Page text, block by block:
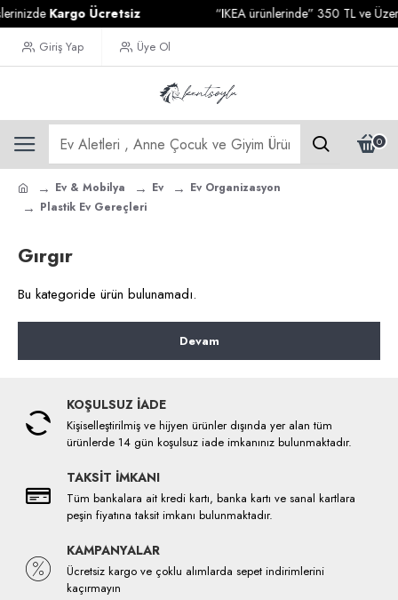
Kargo Ücretsiz “IKEA ürünlerinde” 350 TL ve
Giriş Yap Üye Ol
0
Ev & Mobilya Ev
Ev Organizasyon
Plastik Ev Gereçleri
Gırgır
Bu kategoride ürün bulunamadı.
Devam
KOŞULSUZ İADE
Kişiselleştirilmiş ve hijyen ürünler dışında yer alan tüm
ürünlerde 14 gün koşulsuz iade imkanınız bulunmaktadır.
TAKSİT İMKANI
Tüm bankalara ait kredi kartı, banka kartı ve sanal kartlara
peşin fiyatına taksit imkanı bulunmaktadır.
KAMPANYALAR
Ücretsiz kargo ve çoklu alımlarda sepet indirimlerini
kaçırmayın